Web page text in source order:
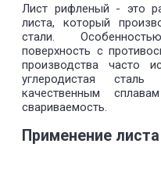
Лист рифленый - это
листа, который
стали.
поверхность с
производства часто
углеродистая
качественным
свариваемость.
Применение